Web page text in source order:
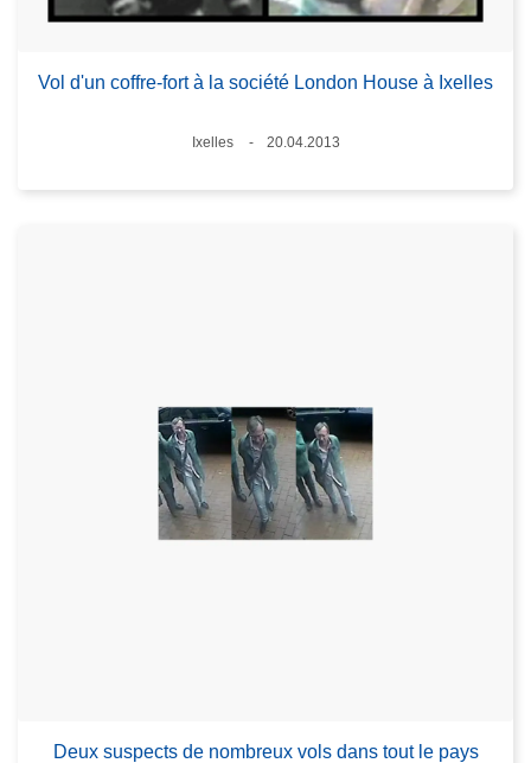
Vol d'un coffre-fort à la société London House à Ixelles
Lieux
Ixelles
20.04.2013
Deux suspects de nombreux vols dans tout le pays